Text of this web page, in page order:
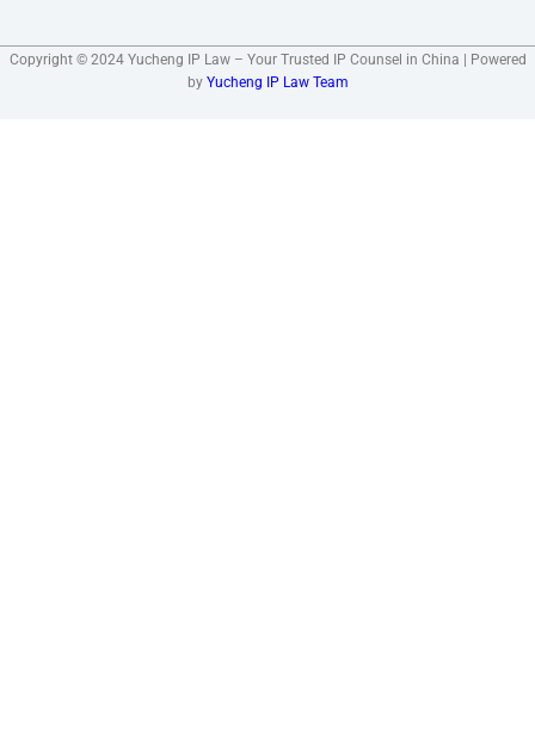
Copyright © 2024 Yucheng IP Law – Your Trusted IP Counsel in China | Powered
by Yucheng IP Law Team